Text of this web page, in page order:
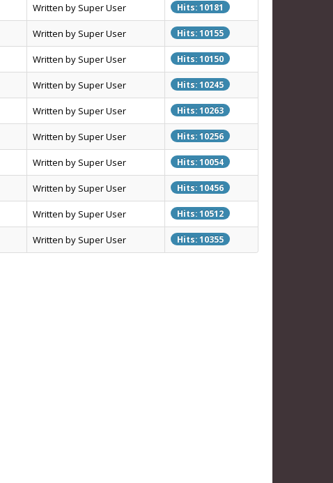
Written by Super User Hits: 10181
Written by Super User Hits: 10155
Written by Super User Hits: 10150
Written by Super User Hits: 10245
Written by Super User Hits: 10263
Written by Super User Hits: 10256
Written by Super User Hits: 10054
Written by Super User Hits: 10456
Written by Super User Hits: 10512
Written by Super User Hits: 10355